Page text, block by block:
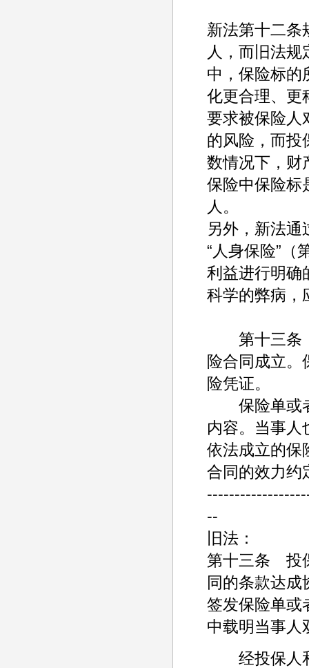
新法第十二条
人，而旧法
中，保险标的
化更合理、更
要求被保险人
的风险，而投
数情况下，财
保险中保险标
人。
另外，新法通
“人身保险”（
利益进行明确
科学的弊病，
第十三条
险合同成立。
险凭证。
保险单或者
内容。当事人
依法成立的保
合同的效力约
--
旧法：
第十三条 投
同的条款达成
签发保险单或
中载明当事人
经投保人和